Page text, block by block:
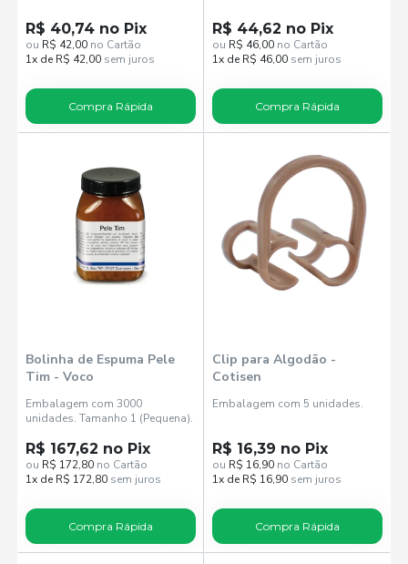
R$ 40,74 no Pix
ou R$ 42,00 no Cartão
1x de R$ 42,00 sem juros
Compra Rápida
R$ 44,62 no Pix
ou R$ 46,00 no Cartão
1x de R$ 46,00 sem juros
Compra Rápida
Bolinha de Espuma Pele
Tim - Voco
Embalagem com 3000
unidades. Tamanho 1 (Pequena).
R$ 167,62 no Pix
ou R$ 172,80 no Cartão
1x de R$ 172,80 sem juros
Compra Rápida
Clip para Algodão -
Cotisen
Embalagem com 5 unidades.
R$ 16,39 no Pix
ou R$ 16,90 no Cartão
1x de R$ 16,90 sem juros
Compra Rápida